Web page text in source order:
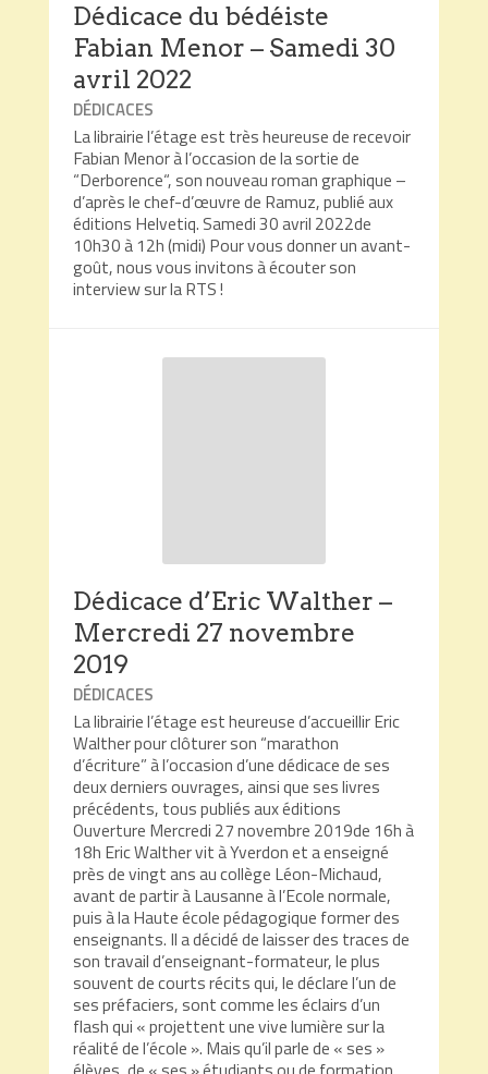
Dédicace du bédéiste
Fabian Menor – Samedi 30
avril 2022
DÉDICACES
La librairie l’étage est très heureuse de recevoir
Fabian Menor à l’occasion de la sortie de
“Derborence“, son nouveau roman graphique –
d’après le chef-d’œuvre de Ramuz, publié aux
éditions Helvetiq. Samedi 30 avril 2022de
10h30 à 12h (midi) Pour vous donner un avant-
goût, nous vous invitons à écouter son
interview sur la RTS !
Dédicace d’Eric Walther –
Mercredi 27 novembre
2019
DÉDICACES
La librairie l’étage est heureuse d’accueillir Eric
Walther pour clôturer son “marathon
d’écriture” à l’occasion d’une dédicace de ses
deux derniers ouvrages, ainsi que ses livres
précédents, tous publiés aux éditions
Ouverture Mercredi 27 novembre 2019de 16h à
18h Eric Walther vit à Yverdon et a enseigné
près de vingt ans au collège Léon-Michaud,
avant de partir à Lausanne à l’Ecole normale,
puis à la Haute école pédagogique former des
enseignants. Il a décidé de laisser des traces de
son travail d’enseignant-formateur, le plus
souvent de courts récits qui, le déclare l’un de
ses préfaciers, sont comme les éclairs d’un
flash qui « projettent une vive lumière sur la
réalité de l’école ». Mais qu’il parle de « ses »